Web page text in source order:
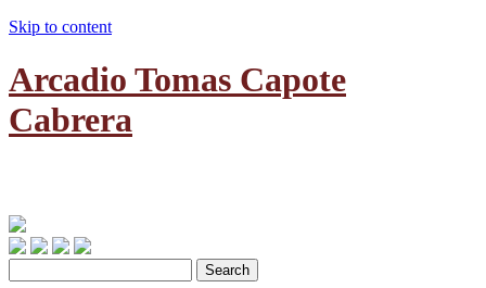
Skip to content
Arcadio Tomas Capote
Cabrera
Search